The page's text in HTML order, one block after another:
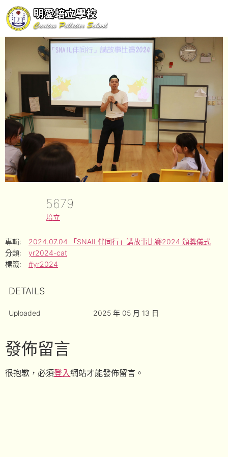
5679
培立
專輯:
2024.07.04 「SNAIL伴同行」講故事比賽2024 頒獎儀式
分類:
yr2024-cat
標籤:
#yr2024
DETAILS
Uploaded 2025 年 05 月 13 日
發佈留言
很抱歉，必須登入網站才能發佈留言。